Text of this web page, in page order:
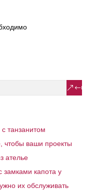
танзанитом
чтобы ваши проекты
ателье
замками капота у
их обслуживать